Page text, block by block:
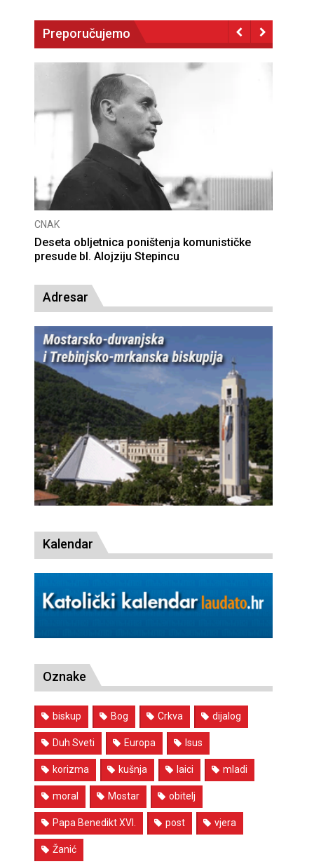
Preporučujemo
CNAK
Deseta obljetnica poništenja komunističke
presude bl. Alojziju Stepincu
Adresar
Kalendar
Oznake
biskup Bog Crkva dijalog
Duh Sveti Europa Isus
korizma kušnja laici mladi
moral Mostar obitelj
Papa Benedikt XVI. post vjera
Žanić